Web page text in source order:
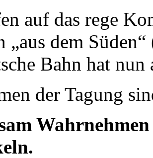
auf das rege
„aus dem
Bahn hat
der Tagung